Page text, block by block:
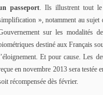
passeport. Ils illustrent tout le
», notamment au sujet
sur les modalités
destiné aux Français
Et pour cause. Les
en novembre 2013 sera testée
récompensée dès février.